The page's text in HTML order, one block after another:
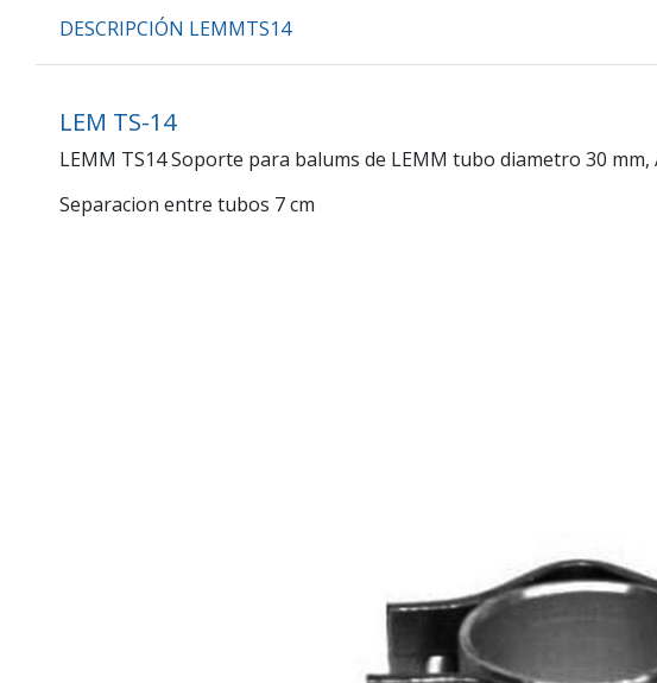
DESCRIPCIÓN LEMMTS14
LEM TS-14
LEMM TS14 Soporte para balums de LEMM tubo diametro 30
Separacion entre tubos 7 cm